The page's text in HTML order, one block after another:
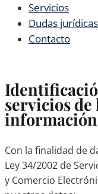
Servicios
Dudas jurídicas
Contacto
servicios de
información
Con la finalidad de
Ley 34/2002 de
y Comercio